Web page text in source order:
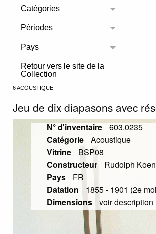
Catégories
Toggle menu
Périodes
Toggle menu
Pays
Toggle menu
Retour vers le site de la
Collection
6 ACOUSTIQUE
Jeu de dix diapasons avec
N° d'inventaire
603.0235
Catégorie
Acoustique
Vitrine
BSP08
Constructeur
Rudolph
Pays
FR
Datation
1855 - 1901 (2e
Dimensions
voir description